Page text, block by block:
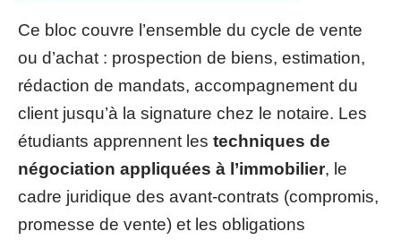
Ce bloc couvre l’ensemble du cycle de vente
ou d’achat : prospection de biens, estimation,
rédaction de mandats, accompagnement du
client jusqu’à la signature chez le notaire. Les
étudiants apprennent les techniques de
négociation appliquées à l’immobilier, le
cadre juridique des avant-contrats (compromis,
promesse de vente) et les obligations